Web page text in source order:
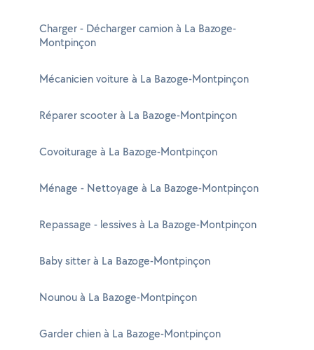
Charger - Décharger camion à La Bazoge-
Montpinçon
Mécanicien voiture à La Bazoge-Montpinçon
Réparer scooter à La Bazoge-Montpinçon
Covoiturage à La Bazoge-Montpinçon
Ménage - Nettoyage à La Bazoge-Montpinçon
Repassage - lessives à La Bazoge-Montpinçon
Baby sitter à La Bazoge-Montpinçon
Nounou à La Bazoge-Montpinçon
Garder chien à La Bazoge-Montpinçon